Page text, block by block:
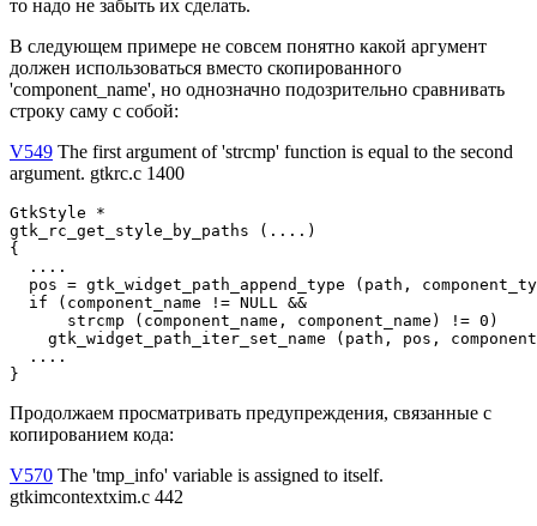
то надо не забыть их сделать.
В следующем примере не совсем понятно какой аргумент
должен использоваться вместо скопированного
'component_name', но однозначно подозрительно сравнивать
строку саму с собой:
V549 The first argument of 'strcmp' function is equal to the second
argument. gtkrc.c 1400
GtkStyle *
gtk_rc_get_style_by_paths (....)
{
  ....
pos = gtk_widget_path_append_type (path,
  if (component_name != NULL &&
strcmp (component_name, component_name) != 0)
gtk_widget_path_iter_set_name (path, pos,
  ....
}
Продолжаем просматривать предупреждения, связанные с
копированием кода:
V570 The 'tmp_info' variable is assigned to itself.
gtkimcontextxim.c 442